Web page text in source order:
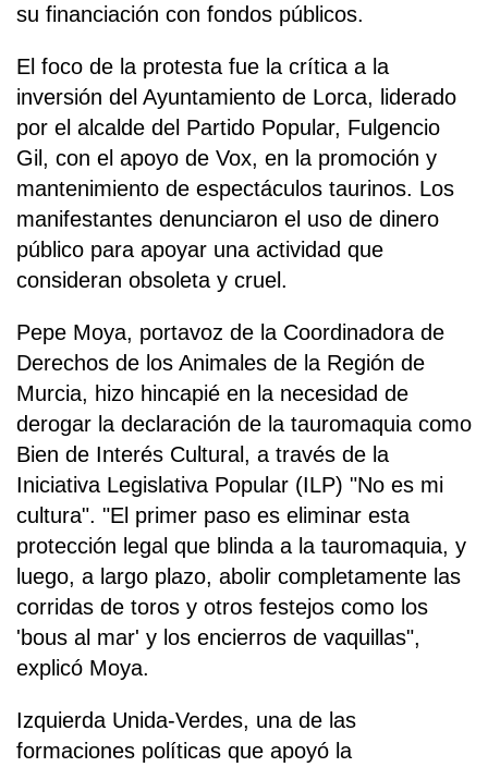
su financiación con fondos públicos.
El foco de la protesta fue la crítica a la
inversión del Ayuntamiento de Lorca, liderado
por el alcalde del Partido Popular, Fulgencio
Gil, con el apoyo de Vox, en la promoción y
mantenimiento de espectáculos taurinos. Los
manifestantes denunciaron el uso de dinero
público para apoyar una actividad que
consideran obsoleta y cruel.
Pepe Moya, portavoz de la Coordinadora de
Derechos de los Animales de la Región de
Murcia, hizo hincapié en la necesidad de
derogar la declaración de la tauromaquia como
Bien de Interés Cultural, a través de la
Iniciativa Legislativa Popular (ILP) "No es mi
cultura". "El primer paso es eliminar esta
protección legal que blinda a la tauromaquia, y
luego, a largo plazo, abolir completamente las
corridas de toros y otros festejos como los
'bous al mar' y los encierros de vaquillas",
explicó Moya.
Izquierda Unida-Verdes, una de las
formaciones políticas que apoyó la